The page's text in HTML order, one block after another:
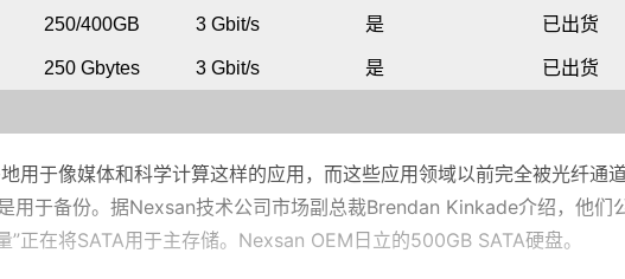
250/400GB 3 Gbit/s 是 已出货
250 Gbytes 3 Gbit/s 是 已出货
用于像媒体和科学计算这样的应用，而这些应用领域以前完全被光纤通
用于备份。据Nexsan技术公司市场副总裁Brendan Kinkade介绍，他们
正在将SATA用于主存储。Nexsan OEM日立的500GB SATA硬盘。